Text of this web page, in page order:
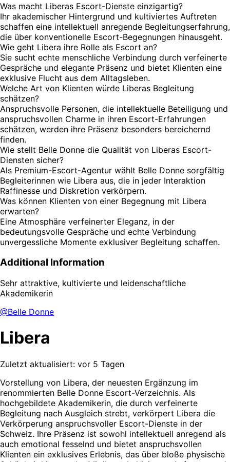
Was macht Liberas Escort-Dienste einzigartig?
Ihr akademischer Hintergrund und kultiviertes Auftreten
schaffen eine intellektuell anregende Begleitungserfahrung,
die über konventionelle Escort-Begegnungen hinausgeht.
Wie geht Libera ihre Rolle als Escort an?
Sie sucht echte menschliche Verbindung durch verfeinerte
Gespräche und elegante Präsenz und bietet Klienten eine
exklusive Flucht aus dem Alltagsleben.
Welche Art von Klienten würde Liberas Begleitung
schätzen?
Anspruchsvolle Personen, die intellektuelle Beteiligung und
anspruchsvollen Charme in ihren Escort-Erfahrungen
schätzen, werden ihre Präsenz besonders bereichernd
finden.
Wie stellt Belle Donne die Qualität von Liberas Escort-
Diensten sicher?
Als Premium-Escort-Agentur wählt Belle Donne sorgfältig
Begleiterinnen wie Libera aus, die in jeder Interaktion
Raffinesse und Diskretion verkörpern.
Was können Klienten von einer Begegnung mit Libera
erwarten?
Eine Atmosphäre verfeinerter Eleganz, in der
bedeutungsvolle Gespräche und echte Verbindung
unvergessliche Momente exklusiver Begleitung schaffen.
Additional Information
Sehr attraktive, kultivierte und leidenschaftliche
Akademikerin
@Belle Donne
Libera
Zuletzt aktualisiert: vor 5 Tagen
Vorstellung von Libera, der neuesten Ergänzung im
renommierten Belle Donne Escort-Verzeichnis. Als
hochgebildete Akademikerin, die durch verfeinerte
Begleitung nach Ausgleich strebt, verkörpert Libera die
Verkörperung anspruchsvoller Escort-Dienste in der
Schweiz. Ihre Präsenz ist sowohl intellektuell anregend als
auch emotional fesselnd und bietet anspruchsvollen
Klienten ein exklusives Erlebnis, das über bloße physische